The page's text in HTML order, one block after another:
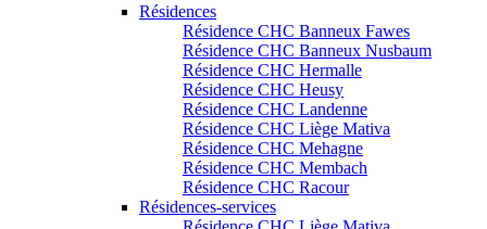
Résidences
Résidence CHC Banneux Fawes
Résidence CHC Banneux Nusbaum
Résidence CHC Hermalle
Résidence CHC Heusy
Résidence CHC Landenne
Résidence CHC Liège Mativa
Résidence CHC Mehagne
Résidence CHC Membach
Résidence CHC Racour
Résidences-services